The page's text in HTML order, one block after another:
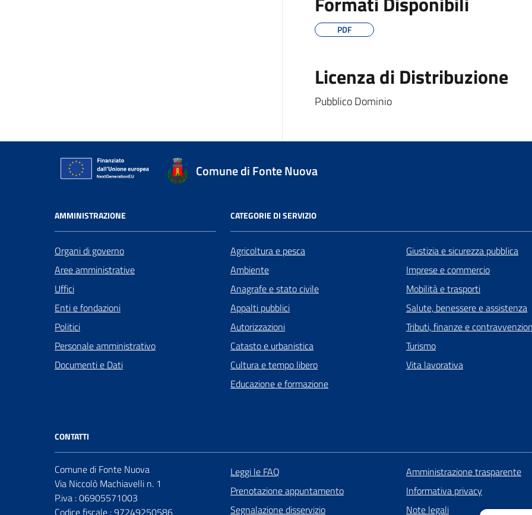
PDF
Licenza di Distribuzione
Pubblico Dominio
Comune di Fonte Nuova
AMMINISTRAZIONE
Organi di governo
Aree amministrative
Uffici
Enti e fondazioni
Politici
Personale amministrativo
Documenti e Dati
CATEGORIE DI SERVIZIO
Agricoltura e pesca
Ambiente
Anagrafe e stato civile
Appalti pubblici
Autorizzazioni
Catasto e urbanistica
Cultura e tempo libero
Educazione e formazione
Giustizia e sicurezza pubblica
Imprese e commercio
Mobilità e trasporti
Salute, benessere e assistenza
Tributi, finanze e
Turismo
Vita lavorativa
CONTATTI
Comune di Fonte Nuova
Via Niccolò Machiavelli n. 1
P.iva : 06905571003
Leggi le FAQ
Prenotazione appuntamento
Segnalazione disservizio
Amministrazione trasparente
Informativa privacy
Note legali